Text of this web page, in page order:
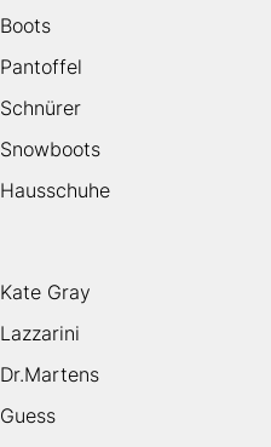
Boots
Pantoffel
Schnürer
Snowboots
Hausschuhe
Kate Gray
Lazzarini
Dr.Martens
Guess